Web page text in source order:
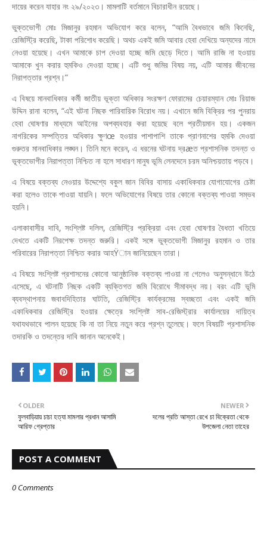
দায়ের করেন যাহার নং ২৯/২০২৩। মামলাটি বর্তমানে বিচারাধীন রয়েছে।
ভুক্তভোগী মোঃ মিজানুর রহমান অভিযোগ করে বলেন, “আমি বৈধভাবে জমি কিনেছি,
রেজিস্ট্রি করেছি, টাকা পরিশোধ করেছি। অথচ একই জমি আবার হেবা দেখিয়ে অন্যদের নামে
নেওয়া হয়েছে। এখন আমাকে চাপ দেওয়া হচ্ছে জমি ছেড়ে দিতে। আমি রাজি না হওয়ায়
আমাকে খুন করার হুমকিও দেওয়া হচ্ছে। এটি শুধু জমির বিষয় নয়, এটি আমার জীবনের
নিরাপত্তার প্রশ্ন।”
এ বিষয়ে মানবাধিকার কর্মী জাতীয় ভূক্তা অধিকার সংরক্ষণ ফোরামের চেয়ারম্যান মোঃ রিয়াজ
উদ্দিন রানা বলেন, “এই ঘটনা নিছক পারিবারিক বিরোধ নয়। এখানে জমি বিক্রির পর পুনরায়
হেবা ঘোষণার মাধ্যমে আইনের অপব্যবহার করা হয়েছে বলে প্রতীয়মান হয়। একজন
নাগরিকের সম্পত্তির অধিকার ক্ষুণœ হওয়ার পাশাপাশি তাকে প্রাণনাশের হুমকি দেওয়া
গুরুতর মানবাধিকার লঙ্ঘন। তিনি মনে করেন, এ ধরনের ঘটনায় দ্রæত প্রশাসনিক তদন্ত ও
ভূক্তভোগীর নিরাপত্তা নিশ্চিত না হলে সাধারণ মানুষ ভূমি লেনদেনে চরম অনিশ্চয়তায় পড়বে।
এ বিষয়ে বক্তব্য নেওয়ার উদ্দেশ্যে বকুল জান বিবির বাসায় একাধিকবার যোগাযোগের চেষ্টা
করা হলেও তাকে পাওয়া যায়নি। ফলে অভিযোগের বিষয়ে তার কোনো বক্তব্য পাওয়া সম্ভব
হয়নি।
এলাকাবাসীর দাবি, সংশ্লিষ্ট দলিল, রেজিস্ট্রি প্রক্রিয়া এবং হেবা ঘোষণার বৈধতা খতিয়ে
দেখতে একটি নিরপেক্ষ তদন্ত জরুরি। একই সঙ্গে ভুক্তভোগী মিজানুর রহমান ও তার
পরিবারের নিরাপত্তা নিশ্চিত করার আহŸান জানিয়েছেন তারা।
এ বিষয়ে সংশ্লিষ্ট প্রশাসনের কোনো আনুষ্ঠানিক বক্তব্য পাওয়া না গেলেও অনুসন্ধানে উঠে
এসেছে, এ ঘটনাটি নিছক একটি ব্যক্তিগত জমি বিরোধে সীমাবদ্ধ নয়। বরং এটি ভূমি
ব্যবস্থাপনায় জবাবদিহিতার ঘাটতি, রেজিস্ট্রি কার্যক্রমের স্বচ্ছতা এবং একই জমি
একাধিকবার রেজিস্ট্রি হওয়ার ক্ষেত্রে সংশ্লিষ্ট সাব-রেজিস্ট্রার কার্যালয়ের দায়িত্ব
যথাযথভাবে পালন হয়েছে কি না তা নিয়ে নতুন করে প্রশ্ন তুলেছে। ফলে বিষয়টি প্রশাসনিক
তদারকি ও তদন্তের দাবি জানান অনেকেই।
NEWER
দলের প্রতি আস্তা রেখে চা বিক্রেতা থেকে
উপজেলা নেতা তাহের
OLDER
ফুলবাড়িয়ায় চাচা হত্যা মামলার প্রধান আসামি
আরিফ গ্রেপ্তার
POST A COMMENT
0 Comments